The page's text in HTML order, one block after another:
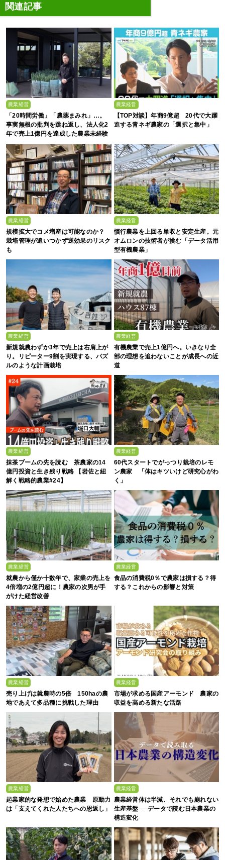
関連記事
農業経営
「20時間労働」「農薬まみれ」…。
事実無根の批判を跳ね返し、法人化2
年で売上1億円を達成した農業未経験
農業経営
【TOP対談】年商9億超 20代で大躍
進する青ネギ農家の「選択と集中」
農業経営
規模拡大でコメ増産は可能なのか？
栽培管理が追いつかず逆効果のリスク
も
農業経営
慣行農業を上回る単収と安定生産。元
オムロンの技術者が挑む「データ活用
型有機農業」
農業経営
新規就農わずか3年で売上は右肩上が
り。リピーター9割を実現する、パズ
ルのような計画栽培
農業経営
有機農業で売上1億円へ。いきなり全
部の理想を追わないことが成長への近
道
農業経営
抹茶ブームの先を読む 茶農家の14
億円投資と生き残り戦略 【岩佐と紐
解く戦略的農業#24】
農業経営
60代スタートでがっつり栽培のレモ
ン農家 「体はキツいけど研究心がわ
く」
農業経営
就農から僅か十数年で、家業の売上を
4倍増の2億円超に！農家の次男が手
がけた経営改善
農業経営
食品の消費税0％で農家は損する？得
する？これからの影響と対策
農業経営
売り上げは就農時の5倍 150haの農
地であえて多品種に挑戦した理由
農業経営
市場が求める国産アーモンド 農家の
収益を高める新たな活路
農業経営
起業家的な発想で始めた農業 原動力
は「支えてくれた人たちへの恩返し」
農業経営
農業経営体は半減、それでも崩れない
生産基盤──データで読む日本農業の
構造変化